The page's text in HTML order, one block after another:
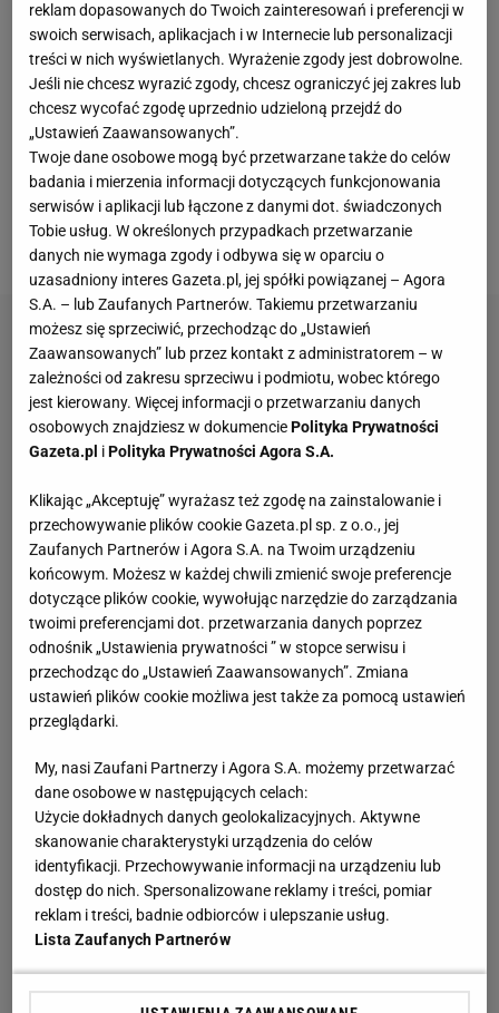
Gerda Muellera. Polak jest więc piłkarzem z
największą liczbą goli strzelonych w jednym sezonie
ligi niemieckiej. Jego wynik dał mu 82 punkty w
klasyfikacji Złotego Buta. Zgodnie z zasadami
trafienia zawodników z najlepszych pięciu lig
mnożone są razy dwa, natomiast w ligach z miejsc
od szóstego do 21. w rankingu UEFA współczynnik
wynosi 1,5.
reklam dopasowanych do Twoich zainteresowań i preferencji w
swoich serwisach, aplikacjach i w Internecie lub personalizacji
treści w nich wyświetlanych. Wyrażenie zgody jest dobrowolne.
Jeśli nie chcesz wyrazić zgody, chcesz ograniczyć jej zakres lub
chcesz wycofać zgodę uprzednio udzieloną przejdź do
„Ustawień Zaawansowanych”.
Twoje dane osobowe mogą być przetwarzane także do celów
badania i mierzenia informacji dotyczących funkcjonowania
serwisów i aplikacji lub łączone z danymi dot. świadczonych
Tobie usług. W określonych przypadkach przetwarzanie
danych nie wymaga zgody i odbywa się w oparciu o
uzasadniony interes Gazeta.pl, jej spółki powiązanej – Agora
S.A. – lub Zaufanych Partnerów. Takiemu przetwarzaniu
możesz się sprzeciwić, przechodząc do „Ustawień
Zaawansowanych” lub przez kontakt z administratorem – w
zależności od zakresu sprzeciwu i podmiotu, wobec którego
jest kierowany. Więcej informacji o przetwarzaniu danych
osobowych znajdziesz w dokumenciePolityka Prywatności
Gazeta.pl iPolityka Prywatności Agora S.A.
Klikając „Akceptuję” wyrażasz też zgodę na zainstalowanie i
przechowywanie plików cookie Gazeta.pl sp. z o.o., jej
Zaufanych Partnerów i Agora S.A. na Twoim urządzeniu
końcowym. Możesz w każdej chwili zmienić swoje preferencje
dotyczące plików cookie, wywołując narzędzie do zarządzania
twoimi preferencjami dot. przetwarzania danych poprzez
odnośnik „Ustawienia prywatności ” w stopce serwisu i
przechodząc do „Ustawień Zaawansowanych”. Zmiana
ustawień plików cookie możliwa jest także za pomocą ustawień
przeglądarki.
My, nasi Zaufani Partnerzy i Agora S.A. możemy przetwarzać
dane osobowe w następujących celach:
Użycie dokładnych danych geolokalizacyjnych. Aktywne
skanowanie charakterystyki urządzenia do celów
identyfikacji. Przechowywanie informacji na urządzeniu lub
dostęp do nich. Spersonalizowane reklamy i treści, pomiar
reklam i treści, badnie odbiorców i ulepszanie usług.
Lista Zaufanych Partnerów